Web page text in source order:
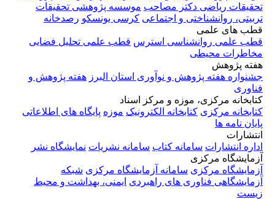
تحقیقات ریاضی دکتر مصاحب موسسه پژوهشی تحقیقات
تربیتی، روانشناختی و اجتماعی کرسی یونسکو رصدخانه
قطب های علمی
قطب علمی روانشناسی استرس قطب علمی تحلیل فضایی
مخاطرات محیطی
هفته پژوهش
جشنواره هفته پژوهش و نوآوری استان البرز هفته پژوهش و
فناوری
کتابخانه مرکزی، موزه و مرکز اسناد
کتابخانه مرکزی کتابخانه الکترونیک موزه پایگاه های اطلاعاتی
پایان نامه ها
انتشارات
اداره انتشارات سامانه کتاب سامانه نشریات نمایشگاه نشر
آزمایشگاه مرکزی
آزمایشگاه مرکزی سامانه آزمایشگاه مرکزی شبکه
آزمایشگاهی فناوری های راهبردی ایمنی، بهداشت و محیط
زیست